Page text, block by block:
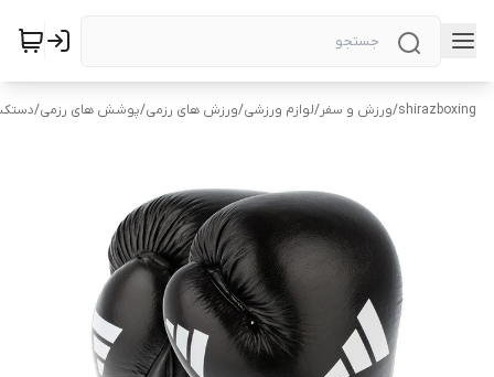
shirazboxing
/ورزش و سفر/لوازم ورزشی/ورزش های رزمی/پوشش های رزمی/